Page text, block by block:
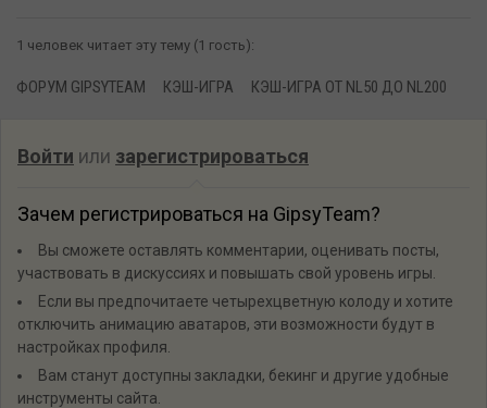
1 человек читает эту тему (1 гость):
ФОРУМ GIPSYTEAM КЭШ-ИГРА КЭШ-ИГРА ОТ NL50 ДО NL200
Войти или зарегистрироваться
Зачем регистрироваться на GipsyTeam?
Вы сможете оставлять комментарии, оценивать посты,
участвовать в дискуссиях и повышать свой уровень игры.
Если вы предпочитаете четырехцветную колоду и хотите
отключить анимацию аватаров, эти возможности будут в
настройках профиля.
Вам станут доступны закладки, бекинг и другие удобные
инструменты сайта.